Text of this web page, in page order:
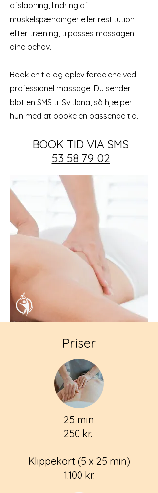
afslapning, lindring af
muskelspændinger eller restitution
efter træning, tilpasses massagen
dine behov.
Book en tid og oplev fordelene ved
professionel massage! Du sender
blot en SMS til Svitlana, så hjælper
hun med at booke en passende tid.
BOOK TID VIA SMS
53 58 79 02
Priser
25 min
250 kr.
Klippekort (5 x 25 min)
1.100 kr.